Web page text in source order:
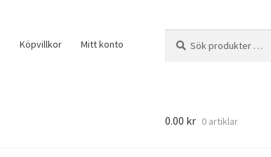
Köpvillkor Mitt konto
efter:
0.00 kr 0 artiklar